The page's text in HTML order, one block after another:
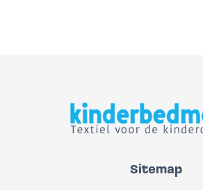
Sitemap